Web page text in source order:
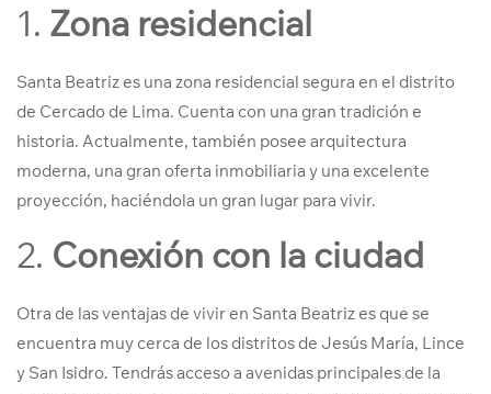
1. Zona residencial
Santa Beatriz es una zona residencial segura en el distrito
de Cercado de Lima. Cuenta con una gran tradición e
historia. Actualmente, también posee arquitectura
moderna, una gran oferta inmobiliaria y una excelente
proyección, haciéndola un gran lugar para vivir.
2. Conexión con la ciudad
Otra de las ventajas de vivir en Santa Beatriz es que se
encuentra muy cerca de los distritos de Jesús María, Lince
y San Isidro. Tendrás acceso a avenidas principales de la